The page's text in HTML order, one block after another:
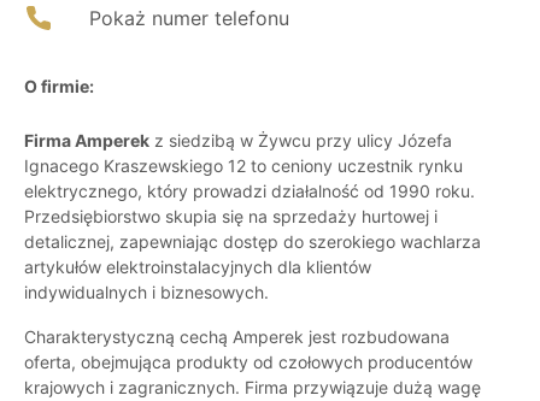
Pokaż numer telefonu
O firmie:
Firma Amperek z siedzibą w Żywcu przy ulicy Józefa
Ignacego Kraszewskiego 12 to ceniony uczestnik rynku
elektrycznego, który prowadzi działalność od 1990 roku.
Przedsiębiorstwo skupia się na sprzedaży hurtowej i
detalicznej, zapewniając dostęp do szerokiego wachlarza
artykułów elektroinstalacyjnych dla klientów
indywidualnych i biznesowych.
Charakterystyczną cechą Amperek jest rozbudowana
oferta, obejmująca produkty od czołowych producentów
krajowych i zagranicznych. Firma przywiązuje dużą wagę